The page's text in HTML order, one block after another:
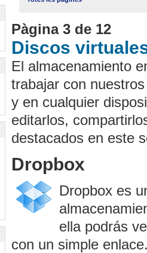
Pàgina 3 de 12
Discos
El almacenamiento
trabajar con
y en cualquier
editarlos,
destacados en este
Dropbox
Dropbox es
ella podrás
con un simple